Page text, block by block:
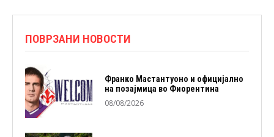
ПОВРЗАНИ НОВОСТИ
Франко Мастантуоно и официјално
на позајмица во Фиорентина
08/08/2026